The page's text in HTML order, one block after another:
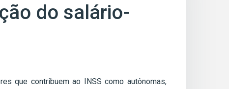
do salário-
que contribuem ao INSS como autônomas,